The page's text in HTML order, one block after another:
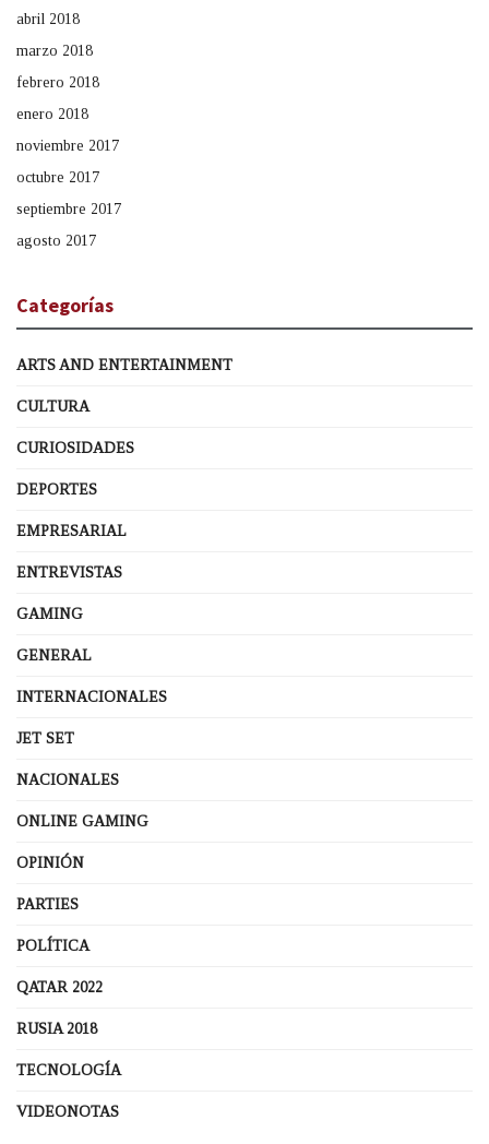
abril 2018
marzo 2018
febrero 2018
enero 2018
noviembre 2017
octubre 2017
septiembre 2017
agosto 2017
Categorías
ARTS AND ENTERTAINMENT
CULTURA
CURIOSIDADES
DEPORTES
EMPRESARIAL
ENTREVISTAS
GAMING
GENERAL
INTERNACIONALES
JET SET
NACIONALES
ONLINE GAMING
OPINIÓN
PARTIES
POLÍTICA
QATAR 2022
RUSIA 2018
TECNOLOGÍA
VIDEONOTAS